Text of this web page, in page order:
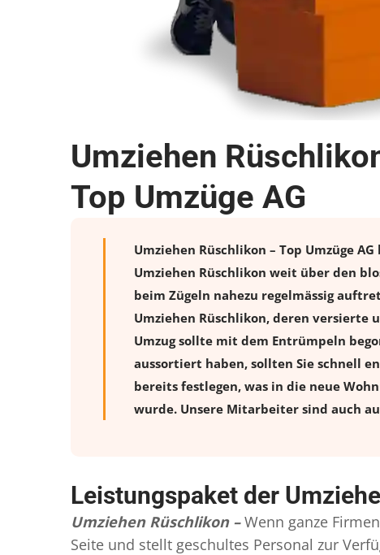
Umziehen
Top Umzüge AG
Umziehen Rüschlikon – Top Umzüge
Umziehen Rüschlikon weit über den
beim Zügeln nahezu regelmässig
Umziehen Rüschlikon, deren
Umzug sollte mit dem Entrümpeln
aussortiert haben, sollten Sie schnell
bereits festlegen, was in die neue
wurde. Unsere Mitarbeiter sind auch
Leistungspaket der
Umziehen Rüschlikon – Wenn ganze
Seite und stellt geschultes Personal zur